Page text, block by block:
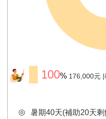
100 176,000元
暑期40天(補助20天